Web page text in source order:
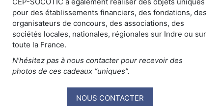
pour des établissements financiers, des fondations, des
organisateurs de concours, des associations, des
sociétés locales, nationales, régionales sur Indre ou sur
toute la France.
N'hésitez pas à nous contacter pour recevoir des
photos de ces cadeaux “uniques”.
NOUS CONTACTER